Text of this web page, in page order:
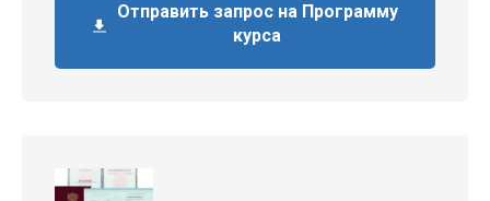
Отправить запрос на Программу
курса